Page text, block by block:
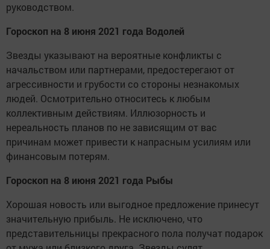
руководством.
Гороскоп на 8 июня 2021 года Водолей
Звезды указывают на вероятные конфликты с
начальством или партнерами, предостерегают от
агрессивности и грубости со стороны незнакомых
людей. Осмотрительно относитесь к любым
коллективным действиям. Иллюзорность и
нереальность планов по не зависящим от вас
причинам может привести к напрасным усилиям или
финансовым потерям.
Гороскоп на 8 июня 2021 года Рыбы
Хорошая новость или выгодное предложение принесут
значительную прибыль. Не исключено, что
представительницы прекрасного пола получат подарок